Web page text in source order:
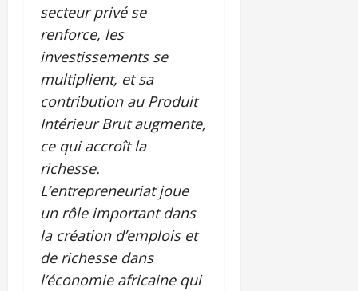
secteur privé se
renforce, les
investissements se
multiplient, et sa
contribution au Produit
Intérieur Brut augmente,
ce qui accroît la
richesse.
L’entrepreneuriat joue
un rôle important dans
la création d’emplois et
de richesse dans
l’économie africaine qui